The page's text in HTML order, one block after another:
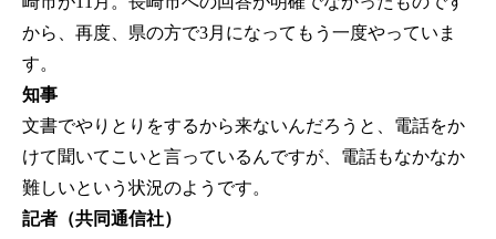
から、再度、県の方で3月になってもう一度やっていま
す。
知事
文書でやりとりをするから来ないんだろうと、電話をか
けて聞いてこいと言っているんですが、電話もなかなか
難しいという状況のようです。
記者（共同通信社）